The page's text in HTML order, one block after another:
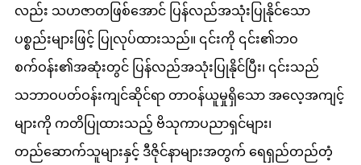
လည်း သဟဇာတဖြစ်အောင် ပြန်လည်အသုံးပြုနိုင်သော
ပစ္စည်းများဖြင့် ပြုလုပ်ထားသည်။ ၎င်းကို ၎င်း၏ဘဝ
စက်ဝန်း၏အဆုံးတွင် ပြန်လည်အသုံးပြုနိုင်ပြီး၊ ၎င်းသည်
သဘာဝပတ်ဝန်းကျင်ဆိုင်ရာ တာဝန်ယူမှုရှိသော အလေ့အကျင့်
များကို ကတိပြုထားသည့် ဗိသုကာပညာရှင်များ၊
တည်ဆောက်သူများနှင့် ဒီဇိုင်နာများအတွက် ရေရှည်တည်တံ့